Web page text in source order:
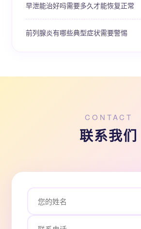
早泄能治好吗需要多久才能恢复正常
前列腺炎有哪些典型症状需要警惕
CONTACT
联系我们